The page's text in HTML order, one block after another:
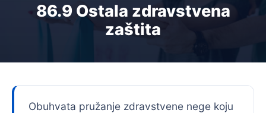
86.9 Ostala zdravstvena
zaštita
Obuhvata pružanje zdravstvene nege koju